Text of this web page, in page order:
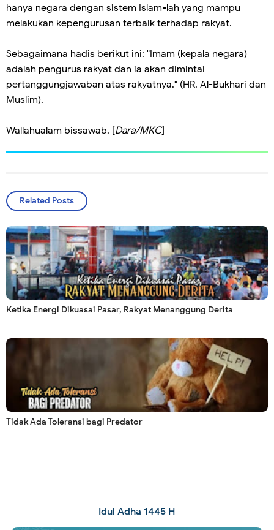
hanya negara dengan sistem Islam-lah yang mampu
melakukan kepengurusan terbaik terhadap rakyat.
Sebagaimana hadis berikut ini: "Imam (kepala negara)
adalah pengurus rakyat dan ia akan dimintai
pertanggungjawaban atas rakyatnya." (HR. Al-Bukhari dan
Muslim).
Wallahualam bissawab. [Dara/MKC]
Related Posts
Ketika Energi Dikuasai Pasar, Rakyat Menanggung Derita
Tidak Ada Toleransi bagi Predator
Idul Adha 1445 H